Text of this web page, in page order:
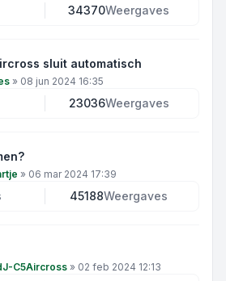
34370Weergaves
sluit automatisch
» 08 jun 2024 16:35
23036Weergaves
» 06 mar 2024 17:39
45188Weergaves
C5Aircross » 02 feb 2024 12:13